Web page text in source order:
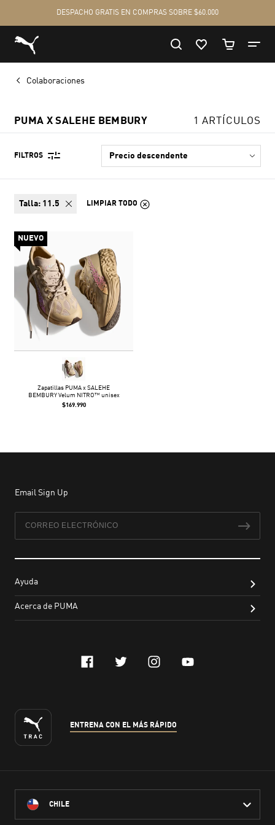
Colaboraciones
PUMA X SALEHE BEMBURY 1 ARTÍCULOS
FILTROS
talla: 11.5 LIMPIAR TODO
NUEVO
Zapatillas PUMA x SALEHE
BEMBURY Velum NITRO™ unisex
$169.990